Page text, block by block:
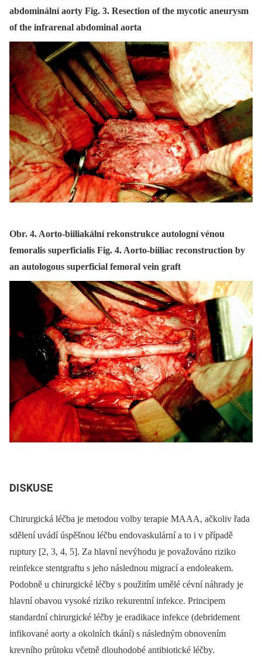
abdominální aorty Fig. 3. Resection of the mycotic aneurysm
of the infrarenal abdominal aorta
Obr. 4. Aorto-biiliakální rekonstrukce autologní vénou
femoralis superficialis Fig. 4. Aorto-biiliac reconstruction by
an autologous superficial femoral vein graft
DISKUSE
Chirurgická léčba je metodou volby terapie MAAA, ačkoliv řada
sdělení uvádí úspěšnou léčbu endovaskulární a to i v případě
ruptury [2, 3, 4, 5]. Za hlavní nevýhodu je považováno riziko
reinfekce stentgraftu s jeho následnou migrací a endoleakem.
Podobně u chirurgické léčby s použitím umělé cévní náhrady je
hlavní obavou vysoké riziko rekurentní infekce. Principem
standardní chirurgické léčby je eradikace infekce (debridement
infikované aorty a okolních tkání) s následným obnovením
krevního průtoku včetně dlouhodobé antibiotické léčby.